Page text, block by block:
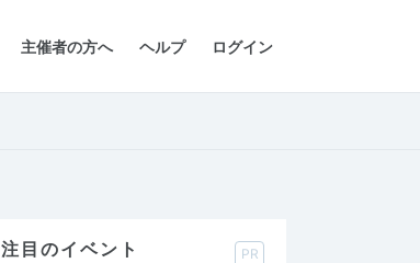
主催者の方へ ヘルプ ログイン
注目のイベント PR